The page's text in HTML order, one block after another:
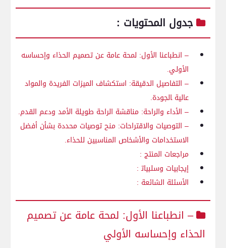
جدول​ المحتويات :
– انطباعنا الأول: لمحة عامة عن ​تصميم الحذاء ⁢وإحساسه
الأولي.
– التفاصيل الدقيقة: استكشاف الميزات الفريدة والمواد
عالية ‍الجودة.
– الأداء‍ والراحة: مناقشة الراحة طويلة الأمد ‌ودعم القدم.
– التوصيات والاقتراحات: منح توصيات محددة بشأن أفضل
الاستخدامات والأشخاص المناسبين للحذاء.
مراجعات المنتج :
إيجابيات وسلبيات‍ :
الأسئلة الشائعة :
– انطباعنا الأول: لمحة عامة عن تصميم
الحذاء وإحساسه الأولي